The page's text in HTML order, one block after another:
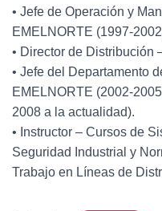
• Jefe de Operación y
EMELNORTE (1997-
• Director de Distribución
• Jefe del Departamento
EMELNORTE (2002-
2008 a la actualidad).
• Instructor – Cursos de
Seguridad Industrial y
Trabajo en Líneas de